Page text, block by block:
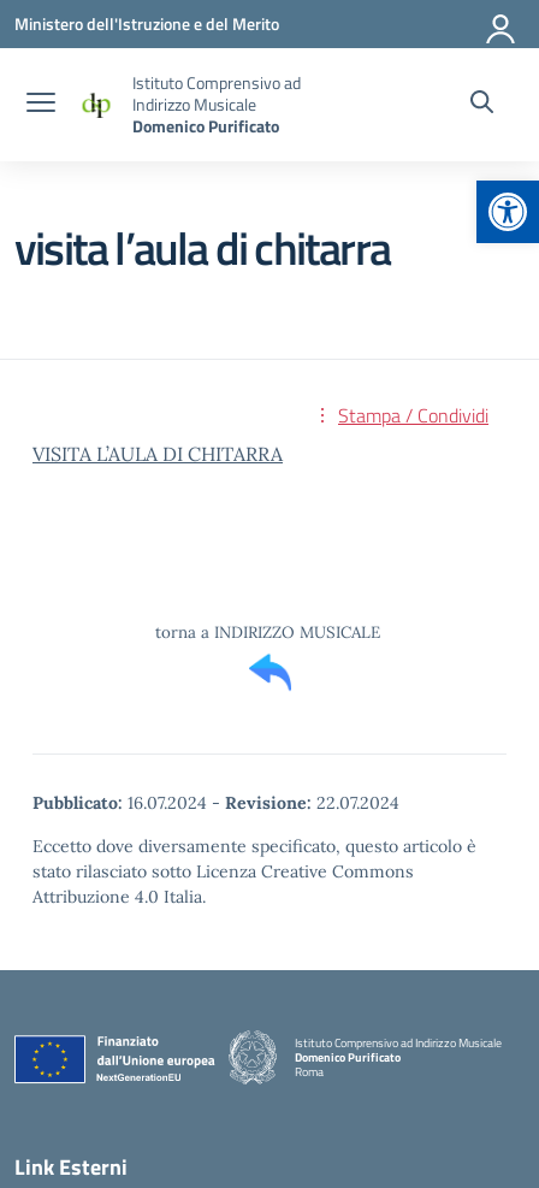
Vai ai contenuti
Vai al menu di navigazione
Vai al footer
Ministero dell'Istruzione e del Merito
Istituto Comprensivo ad
Indirizzo Musicale
Domenico Purificato
visita l’aula di chitarra
Stampa / Condividi
VISITA L’AULA DI CHITARRA
torna a INDIRIZZO MUSICALE
Pubblicato: 16.07.2024 - Revisione: 22.07.2024
Eccetto dove diversamente specificato, questo articolo è
stato rilasciato sotto Licenza Creative Commons
Attribuzione 4.0 Italia.
Istituto Comprensivo ad Indirizzo Musicale
Domenico Purificato
Roma
Link Esterni